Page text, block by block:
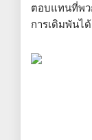
ตอบแทนที่พว
การเดิมพันไ